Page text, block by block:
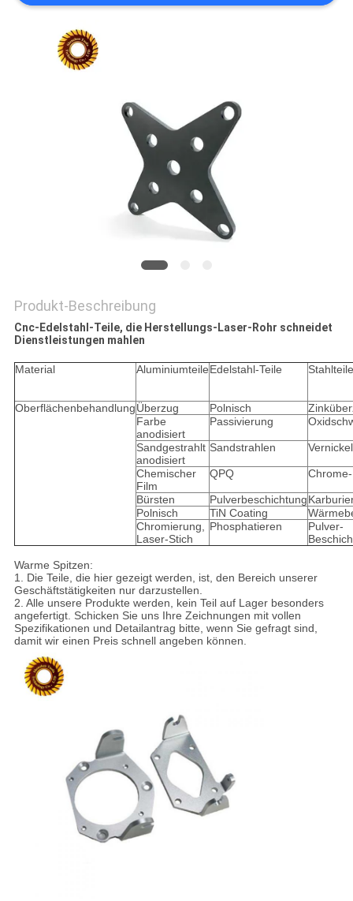
DATENSCHUTZRICHTLINIE
Produkt-Beschreibung
Cnc-Edelstahl-Teile, die Herstellungs-Laser-Rohr schneidet
Dienstleistungen mahlen
Material AluminiumteileEdelstahl-Teile Stahlteile
OberflächenbehandlungÜberzug Polnisch
Farbe
anodisiert
Passivierung
Sandgestrahlt
anodisiert
Sandstrahlen
Chemischer
Film
QPQ
Bürsten Pulverbeschichtung
Polnisch
TiN Coating
Chromierung,
Laser-Stich
Phosphatieren
Pulver-
Warme Spitzen:
1. Die Teile, die hier gezeigt werden, ist, den Bereich unserer
Geschäftstätigkeiten nur darzustellen.
2. Alle unsere Produkte werden, kein Teil auf Lager besonders
angefertigt. Schicken Sie uns Ihre Zeichnungen mit vollen
Spezifikationen und Detailantrag bitte, wenn Sie gefragt sind,
damit wir einen Preis schnell angeben können.